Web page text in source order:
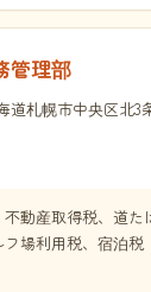
管理部
道札幌市中央区北3
動産取得税、道た
場利用税、宿泊税